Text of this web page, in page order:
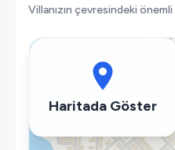
Klima
Tost Makinesi
Ütü
Villanızın çevresindeki
Haritada Göster